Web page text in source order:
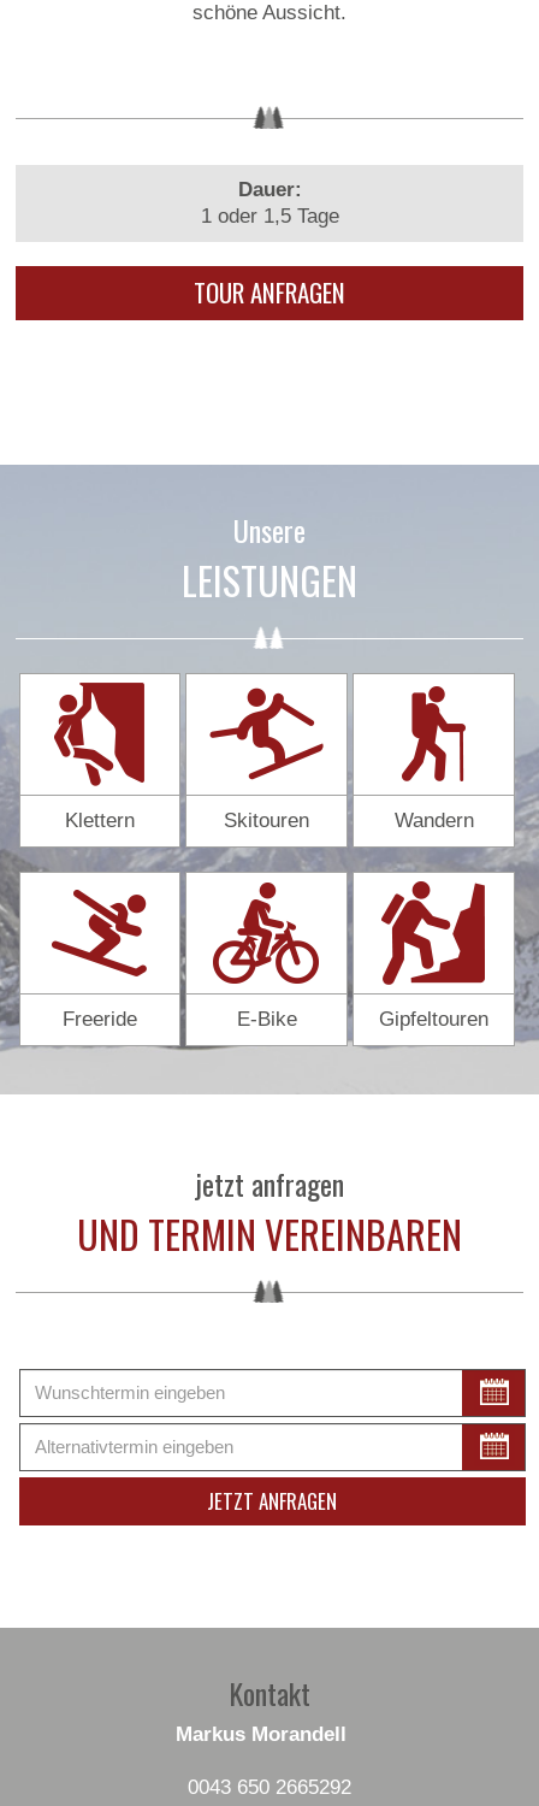
schöne Aussicht.
Dauer:
1 oder 1,5 Tage
Unsere
LEISTUNGEN
Klettern Skitouren Wandern
Freeride E-Bike Gipfeltouren
jetzt anfragen
UND TERMIN VEREINBAREN
Kontakt
Markus Morandell
0043 650 2665292